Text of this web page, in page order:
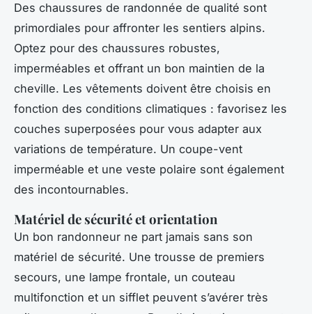
Des chaussures de randonnée de qualité sont
primordiales pour affronter les sentiers alpins.
Optez pour des chaussures robustes,
imperméables et offrant un bon maintien de la
cheville. Les vêtements doivent être choisis en
fonction des conditions climatiques : favorisez les
couches superposées pour vous adapter aux
variations de température. Un coupe-vent
imperméable et une veste polaire sont également
des incontournables.
Matériel de sécurité et orientation
Un bon randonneur ne part jamais sans son
matériel de sécurité. Une trousse de premiers
secours, une lampe frontale, un couteau
multifonction et un sifflet peuvent s’avérer très